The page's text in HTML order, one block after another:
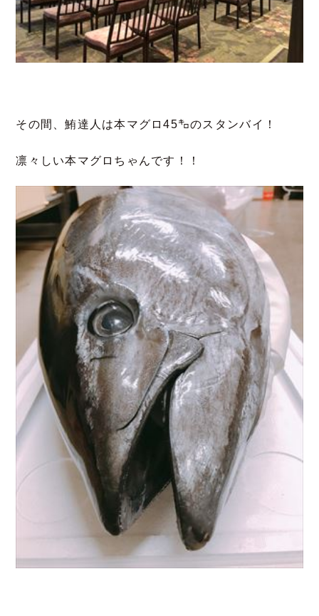
その間、鮪達人は本マグ ロ45㌔のスタンバイ！
凛々しい本マグロちゃんです！！